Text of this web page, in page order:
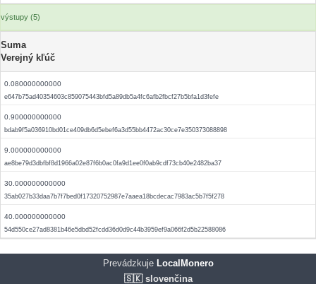
výstupy (5)
Suma
Verejný kľúč
0.080000000000
e647b75ad40354603c859075443bfd5a89db5a4fc6afb2fbcf27b5bfa1d3fefe
0.900000000000
bdab9f5a036910bd01ce409db6d5ebef6a3d55bb4472ac30ce7e350373088898
9.000000000000
ae8be79d3dbfbf8d1966a02e87f6b0ac0fa9d1ee0f0ab9cdf73cb40e2482ba37
30.000000000000
35ab027b33daa7b7f7bed0f17320752987e7aaea18bcdecac7983ac5b7f5f278
40.000000000000
54d550ce27ad8381b46e5dbd52fcdd36d0d9c44b3959ef9a066f2d5b22588086
PrevádzkujeLocalMonero
🇸🇰 slovenčina